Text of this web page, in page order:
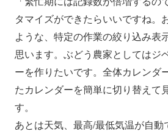
タマイズができたらいいですね。
ような、特定の作業の絞り込み表
思います。ぶどう農家としてはジ
ーを作りたいです。全体カレンダ
たカレンダーを簡単に切り替えて
す。
あとは天気、最高/最低気温が自